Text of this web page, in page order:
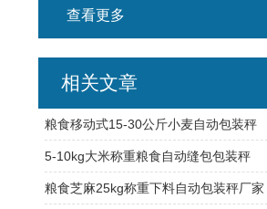
查看更多
相关文章
粮食移动式15-30公斤小麦自动包装秤
5-10kg大米称重粮食自动缝包包装秤
粮食芝麻25kg称重下料自动包装秤厂家